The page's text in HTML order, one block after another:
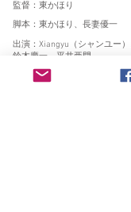
監督：東かほり
脚本：東かほり、長妻優一
出演：Xiangyu（シャンユー）
鈴木慶一、平井亜門、
宇乃うめの、坂田聡